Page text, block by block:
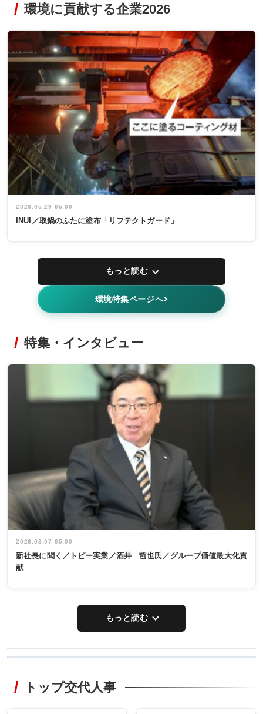
環境に貢献する企業2026
2026.05.29 05:00
INUI／取鍋のふたに塗布「リフテクトガード」
もっと読む
環境特集ページへ
特集・インタビュー
2026.08.07 05:00
新社長に聞く／トピー実業／酒井 哲也氏／グループ価値最大化貢
献
もっと読む
非鉄業界で
タックトレー
トップ交代人事